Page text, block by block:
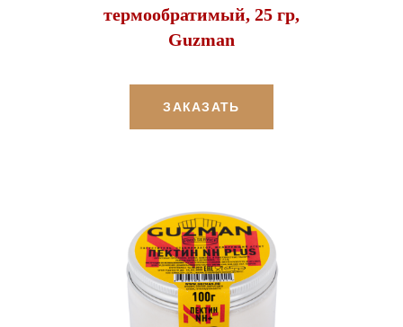
термообратимый, 25 гр,
Guzman
ЗАКАЗАТЬ